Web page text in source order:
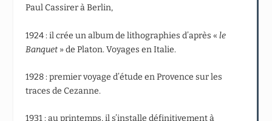
Paul Cassirer à Berlin,
1924 : il crée un album de lithographies d’après «le
Banquet » de Platon. Voyages en Italie.
1928 : premier voyage d’étude en Provence sur les
traces de Cezanne.
1931 : au printemps, il s’installe définitivement à